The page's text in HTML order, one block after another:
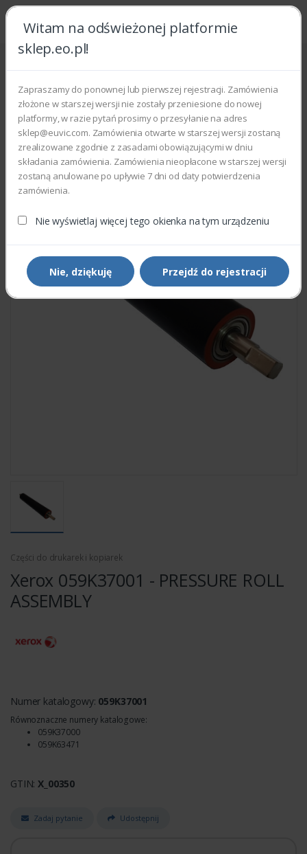
Witam na odświeżonej platformie
sklep.eo.pl!
Zapraszamy do ponownej lub pierwszej rejestracji. Zamówienia
złożone w starszej wersji nie zostały przeniesione do nowej
platformy, w razie pytań prosimy o przesyłanie na adres
sklep@euvic.com. Zamówienia otwarte w starszej wersji zostaną
zrealizowane zgodnie z zasadami obowiązującymi w dniu
składania zamówienia. Zamówienia nieopłacone w starszej wersji
zostaną anulowane po upływie 7 dni od daty potwierdzenia
zamówienia.
Nie wyświetlaj więcej tego okienka na tym urządzeniu
Nie, dziękuję Przejdź do rejestracji
Strona główna Części zamienne
Części do drukarek i kopiarek
Xerox 059K37001 - PRESSURE ROLL
ASSEMBLY
Numer katalogowy: 059K37001
Równoznaczne numery katalogowe:
059K37000
059K63471
GTIN:X_00350
Zadaj pytanie Udostępnij